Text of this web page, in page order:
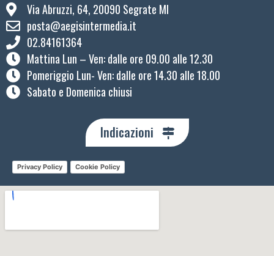
Via Abruzzi, 64, 20090 Segrate MI
posta@aegisintermedia.it
02.84161364
Mattina Lun – Ven: ​dalle ore 09.00 alle 12.30
Pomeriggio Lun- Ven: dalle ore 14.30 alle 18.00
Sabato e Domenica chiusi
Indicazioni
Privacy Policy Cookie Policy